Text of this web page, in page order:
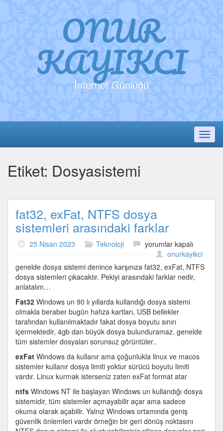
ONUR
KAYIKCI
İnternet Günlüğü
Etiket: Dosyasistemi
fat32, exFat, NTFS dosya
sistemleri arasındaki farklar
25 Nisan 2023 Teknoloji
fat32,
exFat,
NTFS
dosya
farklar
için
yorumlar kapalı
onurkayikci
genelde dosya sistemi denince karşınıza fat32, exFat, NTFS
dosya sistemleri çıkacaktır. Pekiyi arasındaki farklar nedir,
anlatalım…
Fat32 Windows un 90 lı yıllarda kullandığı dosya sistemi
olmakla beraber bugün hafıza kartları, USB bellekler
tarafından kullanılmaktadır fakat dosya boyutu sınırı
içermektedir, 4gb dan büyük dosya bulunduramaz. genelde
tüm sistemler dosyaları sorunsuz görüntüler..
exFat Windows da kullanır ama çoğunlukla linux ve macos
sistemler kullanır dosya limiti yoktur sürücü boyutu limiti
vardır. Linux kurmak isterseniz zaten exFat format atar
ntfs Windows NT ile başlayan Windows un kullandığı dosya
sistemidir, tüm sistemler açmayabilir açar ama sadece
okuma olarak açabilir. Yalnız Windows ortamında geniş
güvenlik önlemleri vardır örneğin bir geri dönüş noktasını